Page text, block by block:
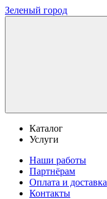
Зеленый город
Каталог
Услуги
Наши работы
Партнёрам
Оплата и доставка
Контакты